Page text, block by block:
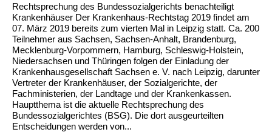
Rechtsprechung des Bundessozialgerichts benachteiligt
Krankenhäuser Der Krankenhaus-Rechtstag 2019 findet am
07. März 2019 bereits zum vierten Mal in Leipzig statt. Ca. 200
Teilnehmer aus Sachsen, Sachsen-Anhalt, Brandenburg,
Mecklenburg-Vorpommern, Hamburg, Schleswig-Holstein,
Niedersachsen und Thüringen folgen der Einladung der
Krankenhausgesellschaft Sachsen e. V. nach Leipzig, darunter
Vertreter der Krankenhäuser, der Sozialgerichte, der
Fachministerien, der Landtage und der Krankenkassen.
Hauptthema ist die aktuelle Rechtsprechung des
Bundessozialgerichtes (BSG). Die dort ausgeurteilten
Entscheidungen werden von...